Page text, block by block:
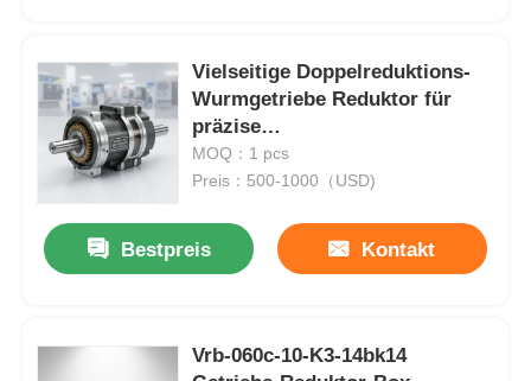
Fabrik Tour
Qualitätskontrolle
Kontakt
Vielseitige Doppelreduktions-
Wurmgetriebe Reduktor für
präzise
Geschwindigkeitsreduktion und
hohe Drehmomentleistung in
MOQ：1 pcs
Preis：500-1000（USD)
Bestpreis Kontakt
Vrb-060c-10-K3-14bk14